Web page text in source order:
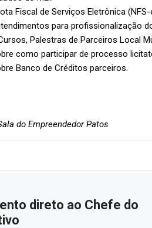
Fiscal de Serviços Eletrônica (NFS-
para profissionalização
Palestras de Parceiros Local
como participar de processo
Banco de Créditos parceiros.
do Empreendedor Patos
direto ao Chefe do